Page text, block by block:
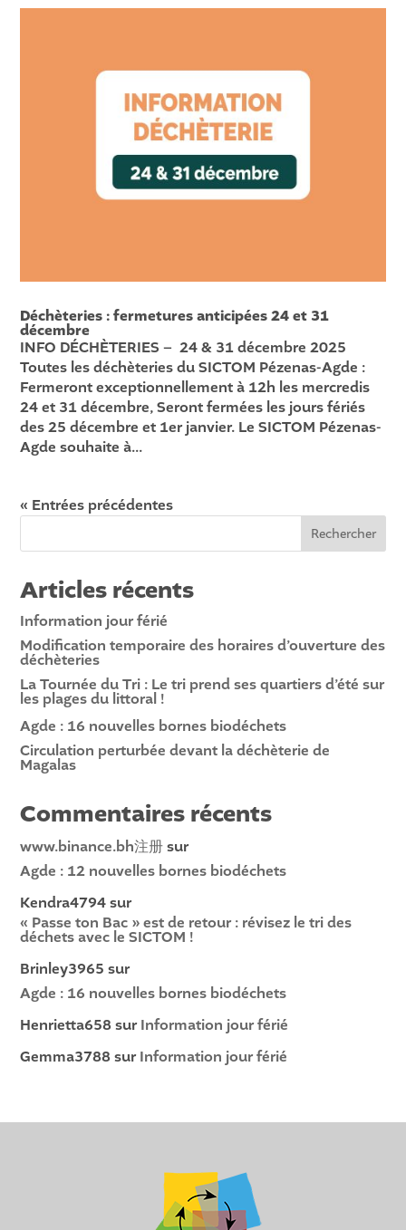
Déchèteries : fermetures anticipées 24 et 31
décembre
INFO DÉCHÈTERIES – 24 & 31 décembre 2025
Toutes les déchèteries du SICTOM Pézenas-Agde :
Fermeront exceptionnellement à 12h les mercredis
24 et 31 décembre, Seront fermées les jours fériés
des 25 décembre et 1er janvier. Le SICTOM Pézenas-
Agde souhaite à...
« Entrées précédentes
Rechercher
Articles récents
Information jour férié
Modification temporaire des horaires d’ouverture des
déchèteries
La Tournée du Tri : Le tri prend ses quartiers d’été sur
les plages du littoral !
Agde : 16 nouvelles bornes biodéchets
Circulation perturbée devant la déchèterie de
Magalas
Commentaires récents
www.binance.bh注册sur
Agde : 12 nouvelles bornes biodéchets
Kendra4794sur
« Passe ton Bac » est de retour : révisez le tri des
déchets avec le SICTOM !
Brinley3965 sur
Agde : 16 nouvelles bornes biodéchets
Henrietta658surInformation jour férié
Gemma3788surInformation jour férié